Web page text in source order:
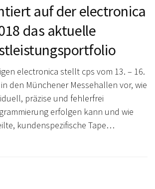
auf der electronica
das aktuelle
electronica stellt cps vom 13. – 16.
den Münchener Messehallen vor, wie
präzise und fehlerfrei
erfolgen kann und wie
kundenspezifische Tape…